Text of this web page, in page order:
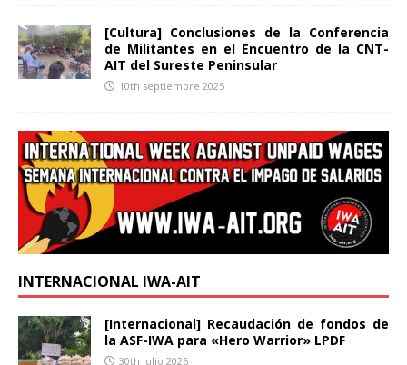
[Cultura] Conclusiones de la Conferencia
de Militantes en el Encuentro de la CNT-
AIT del Sureste Peninsular
10th septiembre 2025
INTERNACIONAL IWA-AIT
[Internacional] Recaudación de fondos de
la ASF-IWA para «Hero Warrior» LPDF
30th julio 2026